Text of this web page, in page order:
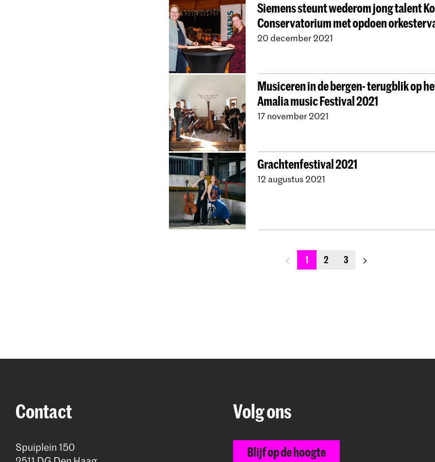
Siemens steunt wederom jong talent
Conservatorium met opdoen
20 december 2021
Musiceren in de bergen- terugblik op
Amalia music Festival 2021
17 november 2021
Grachtenfestival 2021
12 augustus 2021
previous_page
1 2 3 next_page
Contact
Spuiplein 150
Volg ons
Blijf op de hoogte